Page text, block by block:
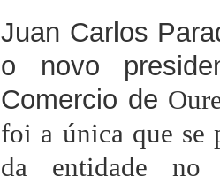
Juan Carlos
o novo
Comercio de
foi a única que se
da entidade no